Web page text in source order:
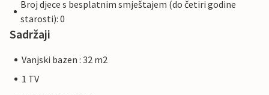
Broj djece s besplatnim smještajem (do četiri godine
starosti): 0
Sadržaji
Vanjski bazen : 32 m2
1 TV